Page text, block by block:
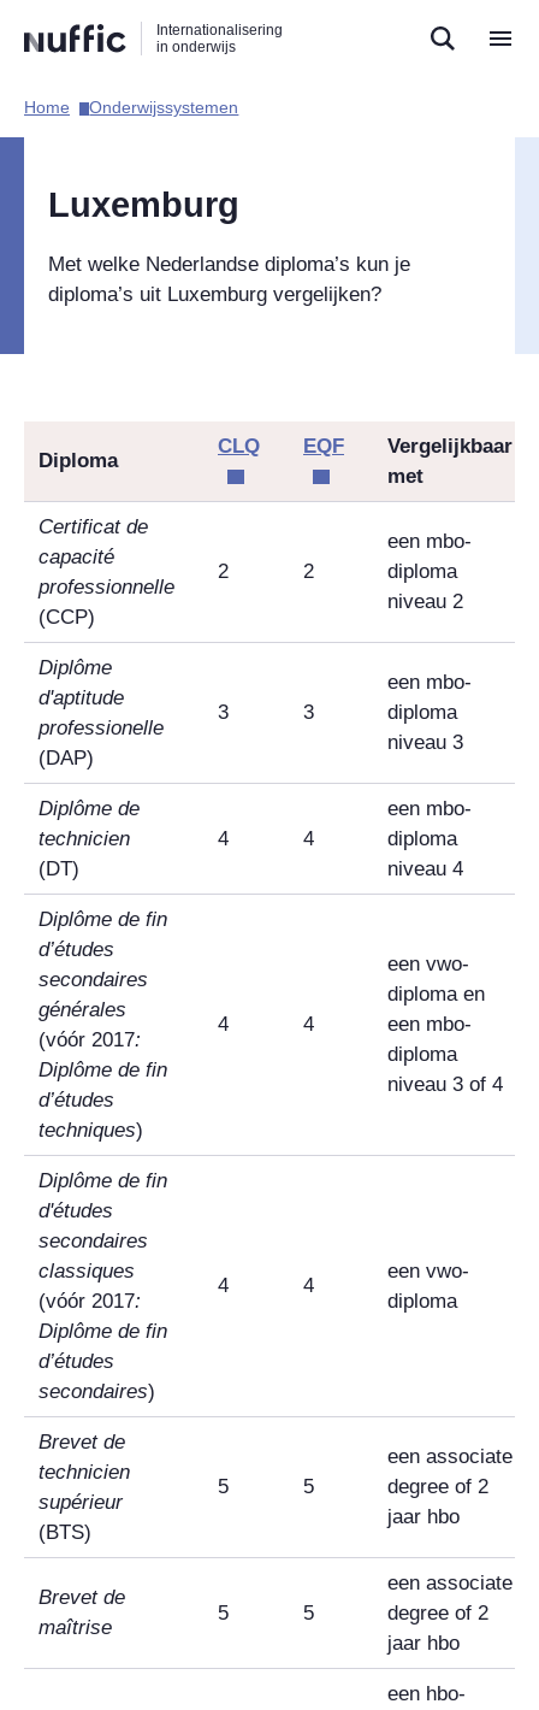
naar
zoekfunctie
naar
hoofdnavigatie
naar
inhoud
Internationalisering
in onderwijs
Hoofdnavigatie
Home​ Onderwijssystemen​
Luxemburg
Met welke Nederlandse diploma’s kun je
diploma’s uit Luxemburg vergelijken?
Diploma
CLQ EQF
Vergelijkbaar
met
Certificat de
capacité
professionnelle
(CCP)
2 2
een mbo-
diploma
niveau 2
Diplôme
d'aptitude
professionelle
(DAP)
3 3
een mbo-
diploma
niveau 3
Diplôme de
technicien
(DT)
4 4
een mbo-
diploma
niveau 4
Diplôme de fin
d’études
secondaires
générales
(vóór 2017:
Diplôme de fin
d’études
techniques)
4 4
een vwo-
diploma en
een mbo-
diploma
niveau 3 of 4
Diplôme de fin
d'études
secondaires
classiques
(vóór 2017:
Diplôme de fin
d’études
secondaires)
4 4
een vwo-
diploma
Brevet de
technicien
supérieur
(BTS)
5 5
een associate
degree of 2
jaar hbo
Brevet de
maîtrise
5 5
een associate
degree of 2
jaar hbo
een hbo-